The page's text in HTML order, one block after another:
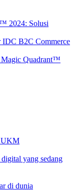
2024: Solusi
IDC B2C Commerce
Magic Quadrant™
UKM
yang sedang
di dunia